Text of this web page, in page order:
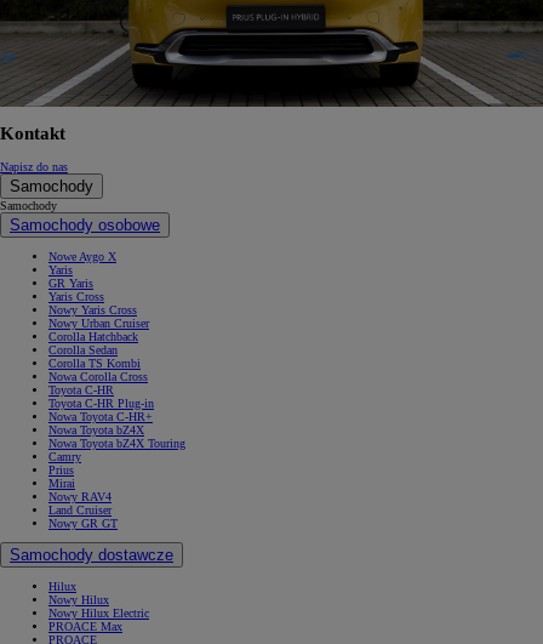
Kontakt
Napisz do nas
Samochody
Samochody
Samochody osobowe
Nowe Aygo X
Yaris
GR Yaris
Yaris Cross
Nowy Yaris Cross
Nowy Urban Cruiser
Corolla Hatchback
Corolla Sedan
Corolla TS Kombi
Nowa Corolla Cross
Toyota C-HR
Toyota C-HR Plug-in
Nowa Toyota C-HR+
Nowa Toyota bZ4X
Nowa Toyota bZ4X Touring
Camry
Prius
Mirai
Nowy RAV4
Land Cruiser
Nowy GR GT
Samochody dostawcze
Hilux
Nowy Hilux
Nowy Hilux Electric
PROACE Max
PROACE